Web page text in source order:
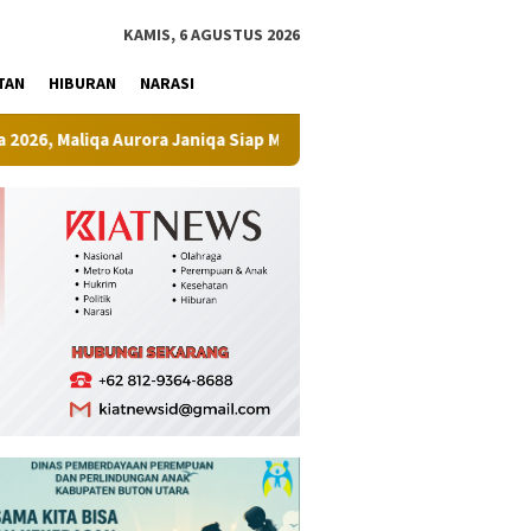
KAMIS, 6 AGUSTUS 2026
HIBURAN NARASI
Janiqa Siap Melenggang ke Tingkat Nasional